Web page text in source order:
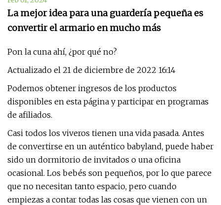
La mejor idea para una guardería pequeña es
convertir el armario en mucho más
Pon la cuna ahí, ¿por qué no?
Actualizado el 21 de diciembre de 2022 16:14
Podemos obtener ingresos de los productos
disponibles en esta página y participar en programas
de afiliados.
Casi todos los viveros tienen una vida pasada. Antes
de convertirse en un auténtico babyland, puede haber
sido un dormitorio de invitados o una oficina
ocasional. Los bebés son pequeños, por lo que parece
que no necesitan tanto espacio, pero cuando
empiezas a contar todas las cosas que vienen con un